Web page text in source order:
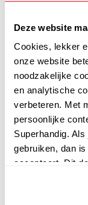
Deze website
Cookies, lekker
onze website
noodzakelijke
en analytische
verbeteren. Met
persoonlijke
Superhandig.
gebruiken, dan
accepteert. Dit
website niet